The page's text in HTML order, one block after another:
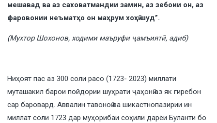
мешавад ва аз саховатмандии замин, аз зебоии он, аз
фаровонии неъматҳо он маҳрум хоҳӣ шуд”.
(Мухтор Шохонов, ходими маъруфи ҷамъиятӣ, адиб)
Ниҳоят пас аз 300 соли расо (1723- 2023) миллати
муташакил барои пойдории шуҳрати ҷаҳонӣ аз як гиребон
сар баровард. Аввалин тавоноӣ ва шикастнопазирии ин
миллат соли 1723 дар муҳорибаи соҳили дарёи Буланти бо